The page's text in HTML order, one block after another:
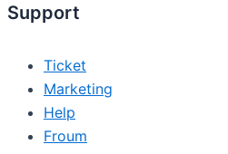
Support
Ticket
Marketing
Help
Froum